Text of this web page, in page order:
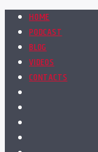
HOME
PODCAST
BLOG
VIDEOS
CONTACTS